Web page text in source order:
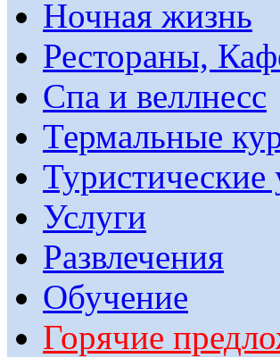
Ночная жизнь
Рестораны,
Спа и веллнесс
Термальные
Туристические
Услуги
Развлечения
Обучение
Горячие